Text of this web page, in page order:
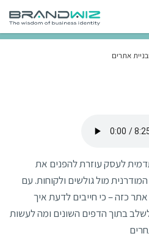
אתרים
לעסק עוזרת להפנים את
מול גולשים ולקוחות. עם
כזה – כי חייבים לדעת איך
בתוך הדפים השונים ומה לעשות